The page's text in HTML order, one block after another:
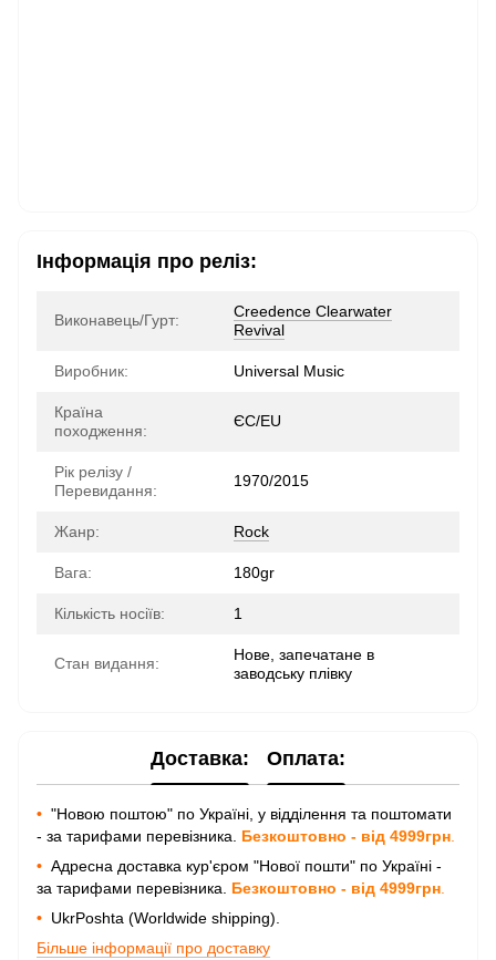
Інформація про реліз:
Виконавець/Гурт:
Creedence Clearwater
Revival
Виробник: Universal Music
Країна
походження:
ЄС/EU
Рік релізу /
Перевидання:
1970/2015
Жанр: Rock
Вага: 180gr
Кількість носіїв: 1
Стан видання:
Нове, запечатане в
заводську плівку
Доставка: Оплата:
• "Новою поштою" по Україні, у відділення та поштомати
- за тарифами перевізника. Безкоштовно - від 4999грн
• Адресна доставка кур'єром "Нової пошти" по Україні -
за тарифами перевізника. Безкоштовно - від 4999грн
• UkrPoshta (Worldwide shipping).
Більше інформації про доставку